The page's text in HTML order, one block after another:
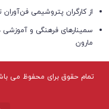
از کارگران پتروشیمی
سمینارهای فرهنگی و
مارون
تمام حقوق برای محفوظ می